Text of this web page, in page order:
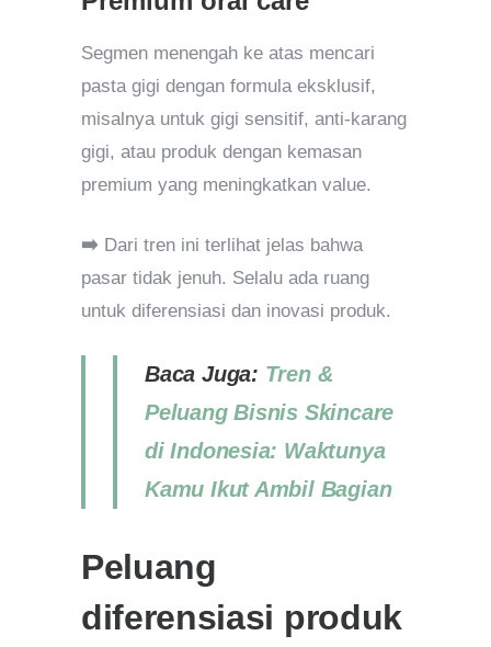
Segmen menengah ke atas mencari
pasta gigi dengan formula eksklusif,
misalnya untuk gigi sensitif, anti-karang
gigi, atau produk dengan kemasan
premium yang meningkatkan value.
➡️ Dari tren ini terlihat jelas bahwa
pasar tidak jenuh. Selalu ada ruang
untuk diferensiasi dan inovasi produk.
Baca Juga: Tren &
Peluang Bisnis Skincare
di Indonesia: Waktunya
Kamu Ikut Ambil Bagian
Peluang
diferensiasi produk